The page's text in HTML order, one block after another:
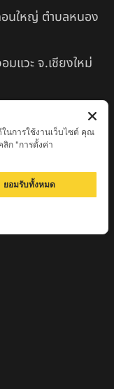
นใหญ่ ตำบลหนอง
มแวะ จ.เชียงใหม่
อง
ชรบูรณ์
ธาตุดอยจอมแวะ
นการใช้งานเว็บไซต์ คุณ
ลิก "การตั้งค่า
ยอมรับทั้งหมด